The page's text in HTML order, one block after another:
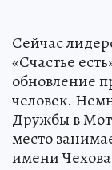
Сейчас
«Счастье
обновление
человек.
Дружбы в
место
имени